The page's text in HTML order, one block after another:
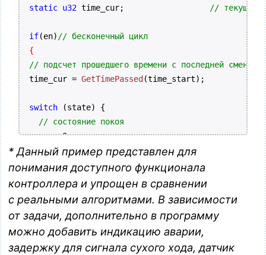
static u32
// текущее
if(en) // бесконечный цикл
{
// подсчет прошедшего времени с последней смены
  time_cur =
GetTimePassed (time_start);
switch (state) {
// состояние покоя
case 0:
if (run && !dry_relay) {
// выбор последнего НЕработавшего насоса
if (last_worked_pump == 1) {
          state = 30;
        }
        time_start =
GetSysTick();
      }
* Данный пример представлен для
понимания доступного функционала
контроллера и упрощен в сравнении
с реальными алгоритмами. В зависимости
от задачи, дополнительно в программу
можно добавить индикацию аварии,
задержку для сигнала сухого хода, датчик